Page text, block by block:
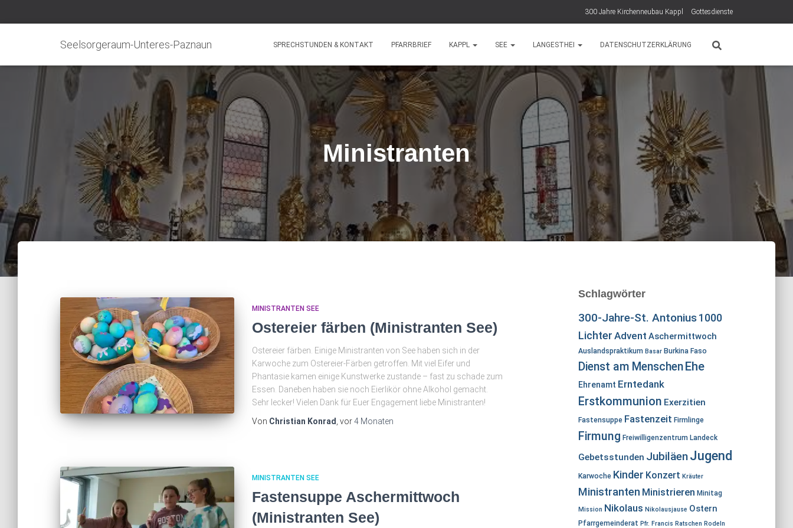
300 Jahre Kirchenneubau Kappl Gottesdienste
Seelsorgeraum-Unteres-Paznaun SPRECHSTUNDEN & KONTAKT PFARRBRIEF KAPPL SEE LANGESTHEI DATENSCHUTZERKLÄRUNG
Ministranten
MINISTRANTEN SEE
Ostereier färben (Ministranten See)
Ostereier färben. Einige Ministranten von See haben sich in der
Karwoche zum Ostereier-Färben getroffen. Mit viel Eifer und
Phantasie kamen einige Kunstwerke zustande – fast zu schade zum
Essen. Daneben haben sie noch Eierlikör ohne Alkohol gemacht.
Sehr lecker! Vielen Dank für Euer Engagement liebe Ministranten!
Von Christian Konrad , vor4 Monaten
MINISTRANTEN SEE
Fastensuppe Aschermittwoch
(Ministranten See)
Schlagwörter
300-Jahre-St. Antonius 1000
Lichter Advent Aschermittwoch
Auslandspraktikum Basar Burkina Faso
Dienst am MenschenEhe
Ehrenamt Erntedank
Erstkommunion Exerzitien
Fastensuppe Fastenzeit Firmlinge
Firmung Freiwilligenzentrum Landeck
Gebetsstunden Jubiläen Jugend
Karwoche Kinder Konzert Kräuter
Ministranten Ministrieren Minitag
Mission Nikolaus Nikolausjause Ostern
Pfarrgemeinderat Pfr. Francis Ratschen Rodeln